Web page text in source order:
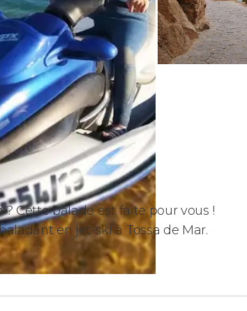
? Cette balade est faite pour vous !
en jet-ski à Tossa de Mar.